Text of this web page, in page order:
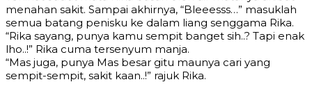
menahan sakit. Sampai akhirnya, “Bleeesss…” masuklah
semua batang penisku ke dalam liang senggama Rika.
“Rika sayang, punya kamu sempit banget sih..? Tapi enak
lho..!” Rika cuma tersenyum manja.
“Mas juga, punya Mas besar gitu maunya cari yang
sempit-sempit, sakit kaan..!” rajuk Rika.